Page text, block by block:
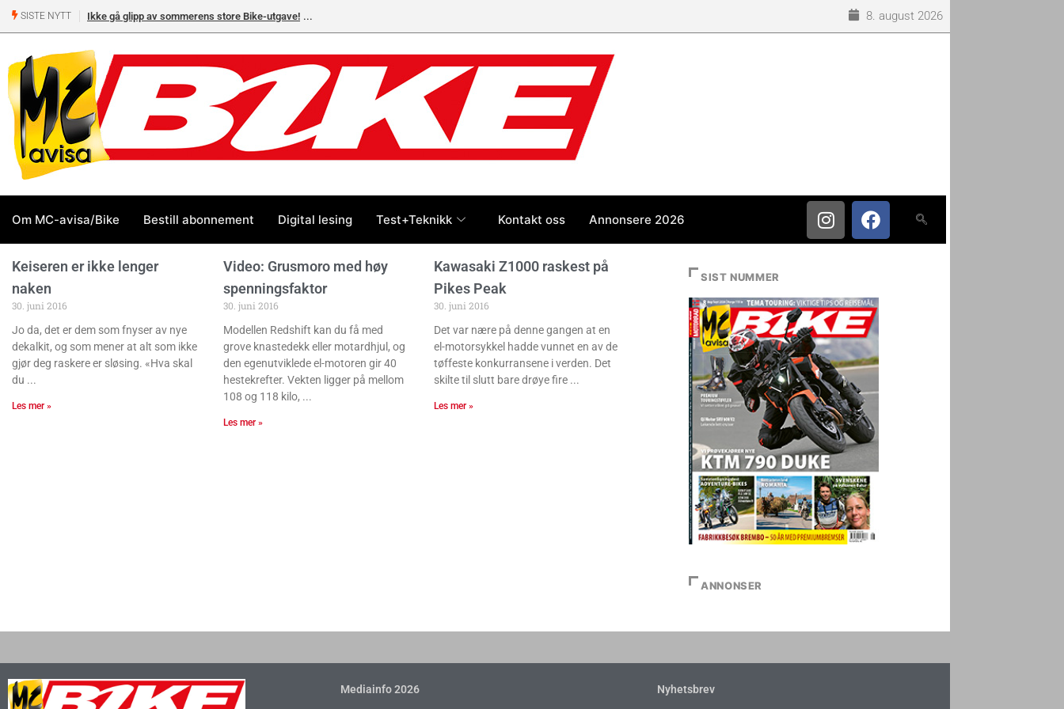
SISTE NYTT Ikke gå glipp av sommerens store Bike-utgave! 8. august 2026
Om MC-avisa/Bike Bestill abonnement Digital lesing Test+Teknikk Kontakt oss Annonsere 2026
Keiseren er ikke lenger
naken
30. juni 2016
Jo da, det er dem som fnyser av nye
dekalkit, og som mener at alt som ikke
gjør deg raskere er sløsing. «Hva skal
du
Les mer »
Video: Grusmoro med høy
spenningsfaktor
30. juni 2016
Modellen Redshift kan du få med
grove knastedekk eller motardhjul, og
den egenutviklede el-motoren gir 40
hestekrefter. Vekten ligger på mellom
108 og 118 kilo,
Les mer »
Kawasaki Z1000 raskest på
Pikes Peak
30. juni 2016
Det var nære på denne gangen at en
el-motorsykkel hadde vunnet en av de
tøffeste konkurransene i verden. Det
skilte til slutt bare drøye fire
Les mer »
SIST NUMMER
ANNONSER
Mediainfo 2026 Nyhetsbrev